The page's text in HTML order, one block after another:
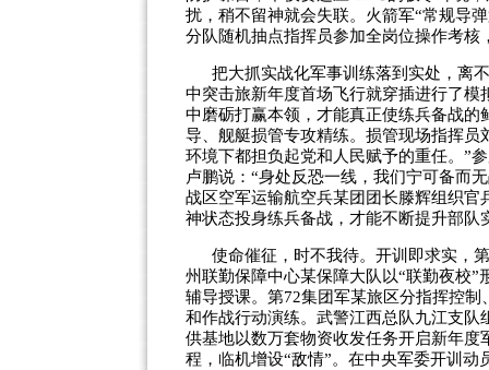
扰，稍不留神就会失联。火箭军“常规导
分队随机抽点指挥员参加全岗位操作考
把大抓实战化军事训练落到实处，离
中突击旅新年度首场飞行就穿插进行了
中磨砺打赢本领，才能真正使练兵备战
导、舰艇损管专攻精练。损管现场指挥
环境下都担负起党和人民赋予的重任。”
卢鹏说：“身处反恐一线，我们宁可备而
战区空军运输航空兵某团团长滕辉组织
神状态投身练兵备战，才能不断提升部队
使命催征，时不我待。开训即求实，
州联勤保障中心某保障大队以“联勤夜校
辅导授课。第72集团军某旅区分指挥控
和作战行动演练。武警江西总队九江支
供基地以数万套物资收发任务开启新年
程，临机增设“敌情”。在中央军委开训